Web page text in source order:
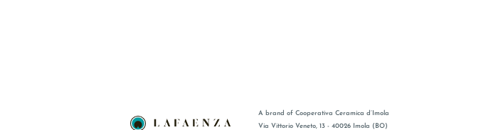
A brand of Cooperativa Ceramica d’Imola
Via Vittorio Veneto, 13 - 40026 Imola (BO)